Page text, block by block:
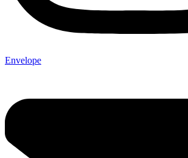
Envelope